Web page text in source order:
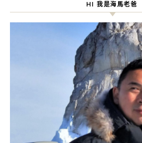
HI 我是海馬老爸